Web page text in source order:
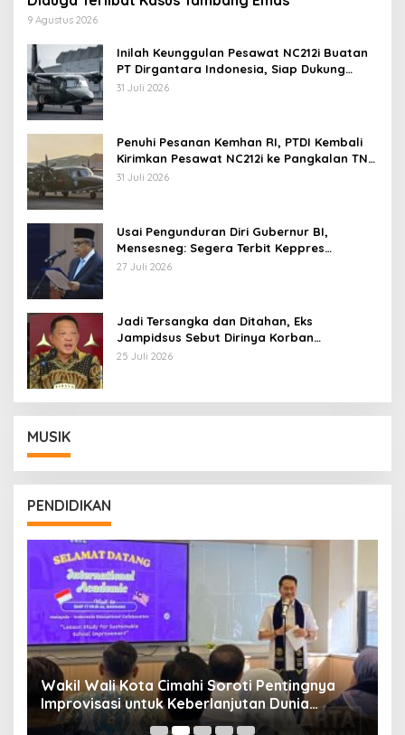
9 Agustus 2026
Inilah Keunggulan Pesawat NC212i Buatan
PT Dirgantara Indonesia, Siap Dukung
Berbagai Operasi TNI
31 Juli 2026
Penuhi Pesanan Kemhan RI, PTDI Kembali
Kirimkan Pesawat NC212i ke Pangkalan TNI
AU
31 Juli 2026
Usai Pengunduran Diri Gubernur BI,
Mensesneg: Segera Terbit Keppres
Pemberhentian dengan Hormat
27 Juli 2026
Jadi Tersangka dan Ditahan, Eks
Jampidsus Sebut Dirinya Korban
Kriminalisasi
25 Juli 2026
MUSIK
PENDIDIKAN
Wakil Wali Kota Cimahi Soroti Pentingnya
Improvisasi untuk Keberlanjutan Dunia
Pendidikan